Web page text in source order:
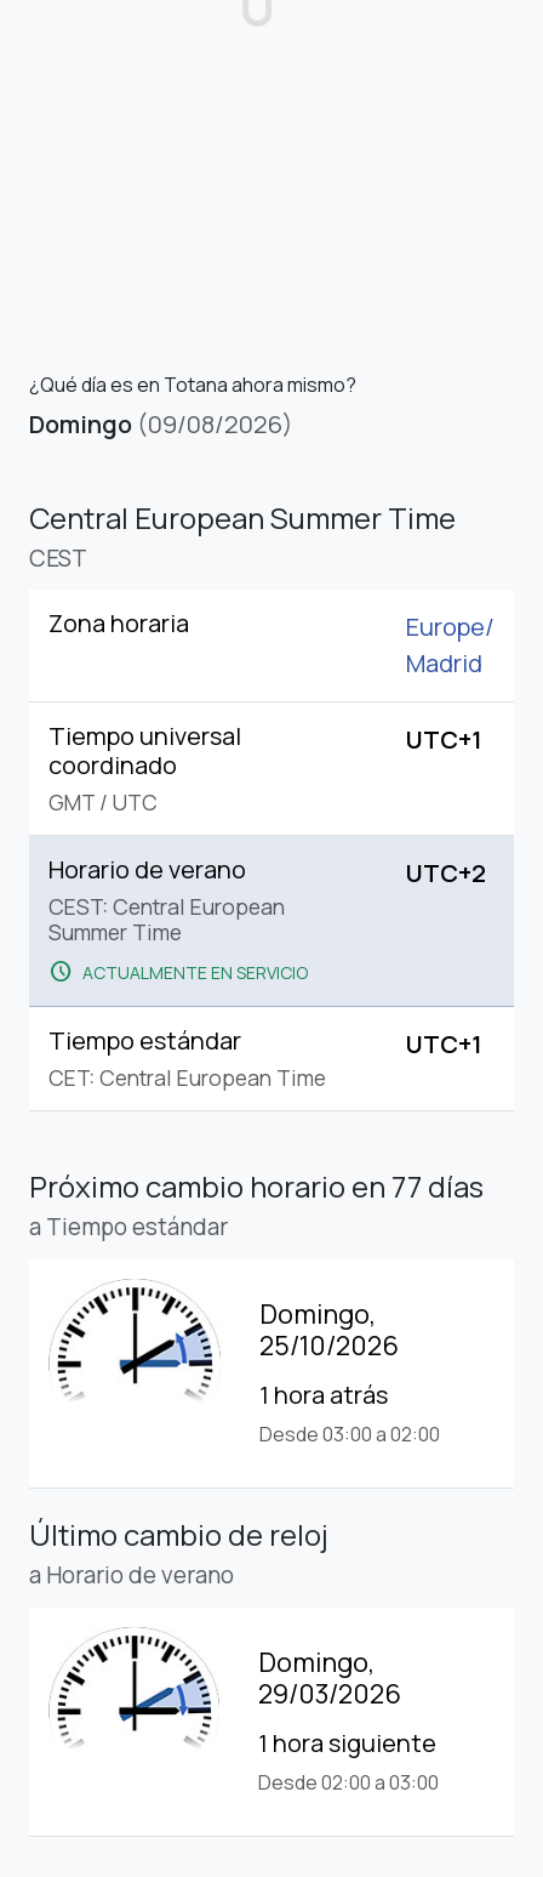
¿Qué día es en Totana ahora mismo?
Domingo (09/08/2026)
Central European Summer Time
CEST
Zona horaria
Europe/
Madrid
Tiempo universal
coordinado
GMT / UTC
UTC+1
Horario de verano
CEST: Central European
Summer Time
schedule ACTUALMENTE EN SERVICIO
UTC+2
Tiempo estándar
CET: Central European Time
UTC+1
Próximo cambio horario en 77 días
a Tiempo estándar
Domingo,
25/10/2026
1 hora atrás
Desde 03:00 a 02:00
Último cambio de reloj
a Horario de verano
Domingo,
29/03/2026
1 hora siguiente
Desde 02:00 a 03:00